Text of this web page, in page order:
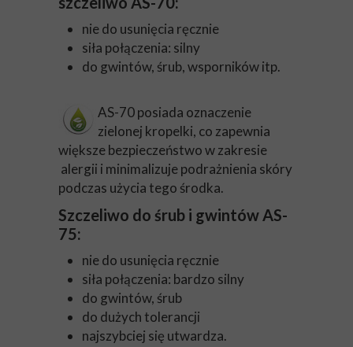
nie do usunięcia ręcznie
siła połączenia: silny
do gwintów, śrub, wsporników itp.
AS-70 posiada oznaczenie
zielonej kropelki, co zapewnia
większe bezpieczeństwo w zakresie
alergii i minimalizuje podrażnienia skóry
podczas użycia tego środka.
Szczeliwo do śrub i gwintów AS-
75:
nie do usunięcia ręcznie
siła połączenia: bardzo silny
do gwintów, śrub
do dużych tolerancji
najszybciej się utwardza.